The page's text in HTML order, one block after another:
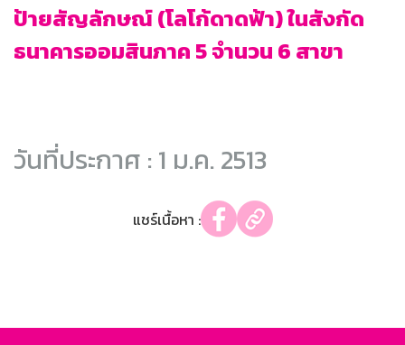
ป้ายสัญลักษณ์ (โลโก้ดาดฟ้า) ในสังกัด
ธนาคารออมสินภาค 5 จำนวน 6 สาขา
วันที่ประกาศ : 1 ม.ค. 2513
แชร์เนื้อหา :